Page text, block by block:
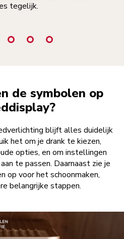
tegelijk.
de symbolen op
blijft alles duidelijk
het om je drank te kiezen,
opties, en om instellingen
te passen. Daarnaast zie je
op voor het schoonmaken,
belangrijke stappen.